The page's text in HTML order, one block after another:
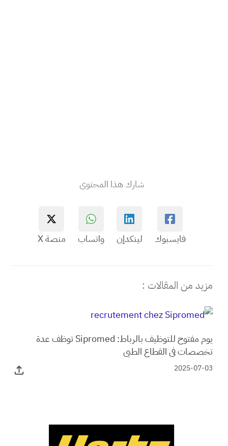
شارك هذا المحتوى
فايسبوك لينكدإن واتساب منصة X
مزيد من المقالات :
يوم مفتوح للتوظيف بالرباط: Sipromed توظف عدة
تخصصات في القطاع الطبي
2025-07-03